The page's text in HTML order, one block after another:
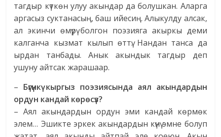
тагдыр күткөн улуу акындар да болушкан. Аларга
аргасыз суктанасың, баш ийесиң. Алыкулду алсак,
ал экинчи өмүрү болгон поэзияга акыркы деми
калганча кызмат кылып өттү. Нандан танса да
ырдан танбады. Анык акындык тагдыр деп
ушуну айтсак жарашаар.
– Бүгүнкү кыргыз поэзиясында аял акындардын
ордун кандай көрөсүз?
– Аял акындардын ордун эми кандай көрмөк
элем… Эшикте эркек акындардын күнү эмне болуп